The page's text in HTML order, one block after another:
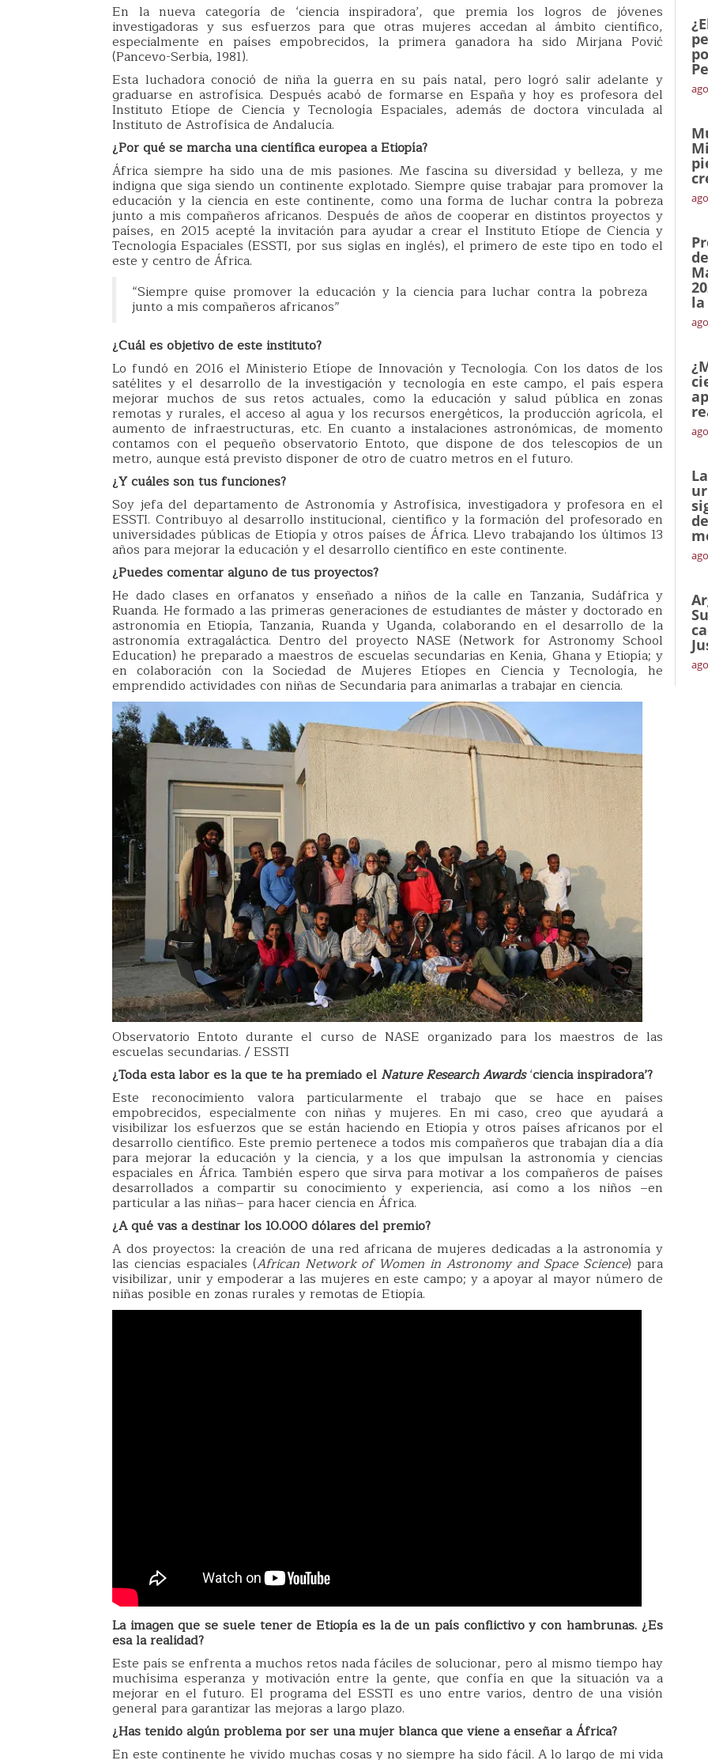
En la nueva categoría de ‘ciencia inspiradora’, que premia los logros de jóvenes
investigadoras y sus esfuerzos para que otras mujeres accedan al ámbito científico,
especialmente en países empobrecidos, la primera ganadora ha sido Mirjana Pović
(Pancevo-Serbia, 1981).
Esta luchadora conoció de niña la guerra en su país natal, pero logró salir adelante y
graduarse en astrofísica. Después acabó de formarse en España y hoy es profesora del
Instituto Etíope de Ciencia y Tecnología Espaciales, además de doctora vinculada al
Instituto de Astrofísica de Andalucía.
¿Por qué se marcha una científica europea a Etiopía?
África siempre ha sido una de mis pasiones. Me fascina su diversidad y belleza, y me
indigna que siga siendo un continente explotado. Siempre quise trabajar para promover la
educación y la ciencia en este continente, como una forma de luchar contra la pobreza
junto a mis compañeros africanos. Después de años de cooperar en distintos proyectos y
países, en 2015 acepté la invitación para ayudar a crear el Instituto Etíope de Ciencia y
Tecnología Espaciales (ESSTI, por sus siglas en inglés), el primero de este tipo en todo el
este y centro de África.
“Siempre quise promover la educación y la ciencia para luchar contra la pobreza
junto a mis compañeros africanos”
¿Cuál es objetivo de este instituto?
Lo fundó en 2016 el Ministerio Etíope de Innovación y Tecnología. Con los datos de los
satélites y el desarrollo de la investigación y tecnología en este campo, el país espera
mejorar muchos de sus retos actuales, como la educación y salud pública en zonas
remotas y rurales, el acceso al agua y los recursos energéticos, la producción agrícola, el
aumento de infraestructuras, etc. En cuanto a instalaciones astronómicas, de momento
contamos con el pequeño observatorio Entoto, que dispone de dos telescopios de un
metro, aunque está previsto disponer de otro de cuatro metros en el futuro.
¿Y cuáles son tus funciones?
Soy jefa del departamento de Astronomía y Astrofísica, investigadora y profesora en el
ESSTI. Contribuyo al desarrollo institucional, científico y la formación del profesorado en
universidades públicas de Etiopía y otros países de África. Llevo trabajando los últimos 13
años para mejorar la educación y el desarrollo científico en este continente.
¿Puedes comentar alguno de tus proyectos?
He dado clases en orfanatos y enseñado a niños de la calle en Tanzania, Sudáfrica y
Ruanda. He formado a las primeras generaciones de estudiantes de máster y doctorado en
astronomía en Etiopía, Tanzania, Ruanda y Uganda, colaborando en el desarrollo de la
astronomía extragaláctica. Dentro del proyecto NASE (Network for Astronomy School
Education) he preparado a maestros de escuelas secundarias en Kenia, Ghana y Etiopía; y
en colaboración con la Sociedad de Mujeres Etíopes en Ciencia y Tecnología, he
emprendido actividades con niñas de Secundaria para animarlas a trabajar en ciencia.
Observatorio Entoto durante el curso de NASE organizado para los maestros de las
escuelas secundarias. / ESSTI
¿Toda esta labor es la que te ha premiado el Nature Research Awards‘ciencia inspiradora’?
Este reconocimiento valora particularmente el trabajo que se hace en países
empobrecidos, especialmente con niñas y mujeres. En mi caso, creo que ayudará a
visibilizar los esfuerzos que se están haciendo en Etiopía y otros países africanos por el
desarrollo científico. Este premio pertenece a todos mis compañeros que trabajan día a día
para mejorar la educación y la ciencia, y a los que impulsan la astronomía y ciencias
espaciales en África. También espero que sirva para motivar a los compañeros de países
desarrollados a compartir su conocimiento y experiencia, así como a los niños –en
particular a las niñas– para hacer ciencia en África.
¿A qué vas a destinar los 10.000 dólares del premio?
A dos proyectos: la creación de una red africana de mujeres dedicadas a la astronomía y
las ciencias espaciales (African Network of Women in Astronomy and Space Science) para
visibilizar, unir y empoderar a las mujeres en este campo; y a apoyar al mayor número de
niñas posible en zonas rurales y remotas de Etiopía.
La imagen que se suele tener de Etiopía es la de un país conflictivo y con hambrunas. ¿Es
esa la realidad?
Este país se enfrenta a muchos retos nada fáciles de solucionar, pero al mismo tiempo hay
muchísima esperanza y motivación entre la gente, que confía en que la situación va a
mejorar en el futuro. El programa del ESSTI es uno entre varios, dentro de una visión
general para garantizar las mejoras a largo plazo.
¿Has tenido algún problema por ser una mujer blanca que viene a enseñar a África?
En este continente he vivido muchas cosas y no siempre ha sido fácil. A lo largo de mi vida
la